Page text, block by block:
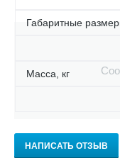
Габаритные
Масса, кг
НАПИСАТЬ ОТЗЫВ